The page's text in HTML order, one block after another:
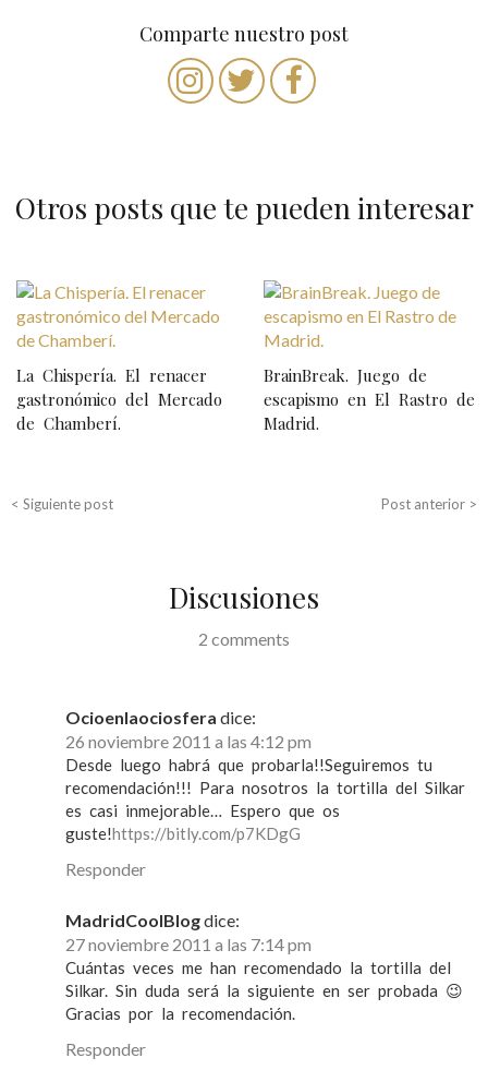
Comparte nuestro post
Otros posts que te pueden interesar
La Chispería. El renacer
gastronómico del Mercado
de Chamberí.
BrainBreak. Juego de
escapismo en El Rastro de
Madrid.
N
a
v
e
g
c
Post anterior >
< Siguiente post
Discusiones
2 comments
Ocioenlaociosfera dice:
26 noviembre 2011 a las 4:12 pm
Desde luego habrá que probarla!!Seguiremos tu
recomendación!!! Para nosotros la tortilla del Silkar
es casi inmejorable… Espero que os
guste!https://bitly.com/p7KDgG
Responder
MadridCoolBlogdice:
27 noviembre 2011 a las 7:14 pm
Cuántas veces me han recomendado la tortilla del
Silkar. Sin duda será la siguiente en ser probada 😉
Gracias por la recomendación.
Responder